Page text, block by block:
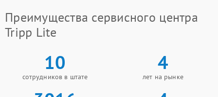
Преимущества сервисного центра
Tripp Lite
10
сотрудников в штате
4
лет на рынке